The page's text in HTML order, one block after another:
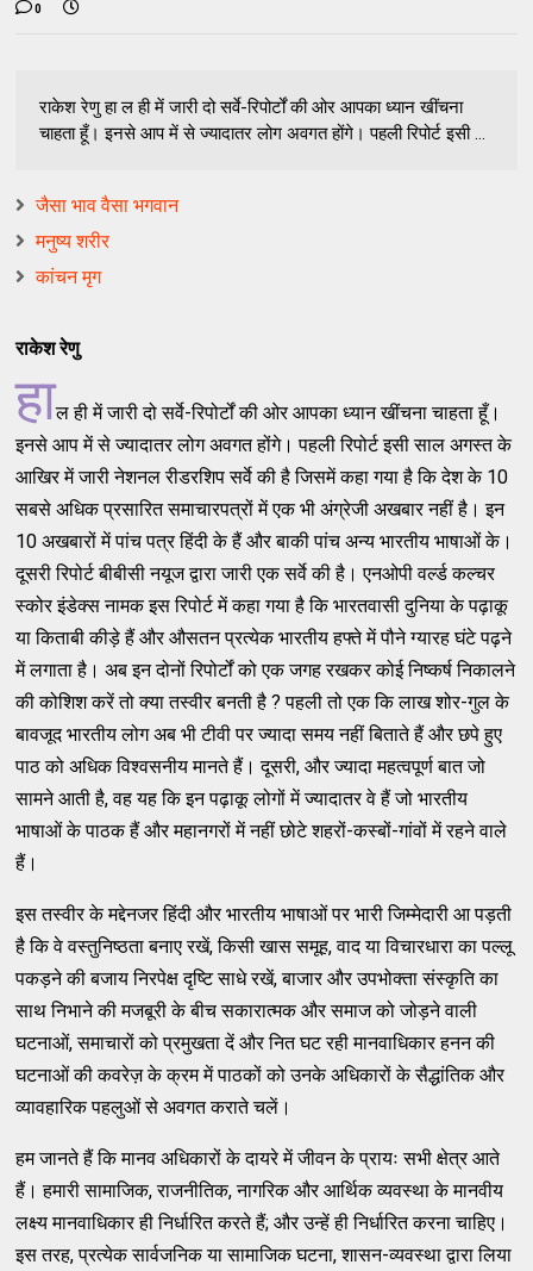
0
राकेश रेणु हा ल ही में जारी दो सर्वे-रिपोर्टों की ओर आपका ध्यान खींचना
चाहता हूँ। इनसे आप में से ज्यादातर लोग अवगत होंगे। पहली रिपोर्ट इसी ...
जैसा भाव वैसा भगवान
मनुष्य शरीर
कांचन मृग
राकेश रेणु
हाल ही में जारी दो सर्वे-रिपोर्टों की ओर आपका ध्यान खींचना चाहता हूँ।
इनसे आप में से ज्यादातर लोग अवगत होंगे। पहली रिपोर्ट इसी साल अगस्त के
आखिर में जारी नेशनल रीडरशिप सर्वे की है जिसमें कहा गया है कि देश के 10
सबसे अधिक प्रसारित समाचारपत्रों में एक भी अंग्रेजी अखबार नहीं है। इन
10 अखबारों में पांच पत्र हिंदी के हैं और बाकी पांच अन्य भारतीय भाषाओं के।
दूसरी रिपोर्ट बीबीसी नयूज द्वारा जारी एक सर्वे की है। एनओपी वर्ल्ड कल्चर
स्कोर इंडेक्स नामक इस रिपोर्ट में कहा गया है कि भारतवासी दुनिया के पढ़ाकू
या किताबी कीड़े हैं और औसतन प्रत्येक भारतीय हफ्ते में पौने ग्यारह घंटे पढ़ने
में लगाता है। अब इन दोनों रिपोर्टों को एक जगह रखकर कोई निष्कर्ष निकालने
की कोशिश करें तो क्या तस्वीर बनती है ? पहली तो एक कि लाख शोर-गुल के
बावजूद भारतीय लोग अब भी टीवी पर ज्यादा समय नहीं बिताते हैं और छपे हुए
पाठ को अधिक विश्वसनीय मानते हैं। दूसरी, और ज्यादा महत्वपूर्ण बात जो
सामने आती है, वह यह कि इन पढ़ाकू लोगों में ज्यादातर वे हैं जो भारतीय
भाषाओं के पाठक हैं और महानगरों में नहीं छोटे शहरों-कस्बों-गांवों में रहने वाले
हैं।
इस तस्वीर के मद्देनजर हिंदी और भारतीय भाषाओं पर भारी जिम्मेदारी आ पड़ती
है कि वे वस्तुनिष्ठता बनाए रखें, किसी खास समूह, वाद या विचारधारा का पल्लू
पकड़ने की बजाय निरपेक्ष दृष्टि साधे रखें, बाजार और उपभोक्ता संस्कृति का
साथ निभाने की मजबूरी के बीच सकारात्मक और समाज को जोड़ने वाली
घटनाओं, समाचारों को प्रमुखता दें और नित घट रही मानवाधिकार हनन की
घटनाओं की कवरेज़ के क्रम में पाठकों को उनके अधिकारों के सैद्धांतिक और
व्यावहारिक पहलुओं से अवगत कराते चलें।
हम जानते हैं कि मानव अधिकारों के दायरे में जीवन के प्रायः सभी क्षेत्र आते
हैं। हमारी सामाजिक, राजनीतिक, नागरिक और आर्थिक व्यवस्था के मानवीय
लक्ष्य मानवाधिकार ही निर्धारित करते हैं; और उन्हें ही निर्धारित करना चाहिए।
इस तरह, प्रत्येक सार्वजनिक या सामाजिक घटना, शासन-व्यवस्था द्वारा लिया